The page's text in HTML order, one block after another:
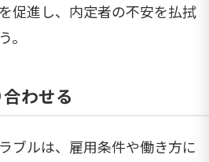
促進し、内定者の不安を払拭
。
わせる
ブルは、雇用条件や働き方に